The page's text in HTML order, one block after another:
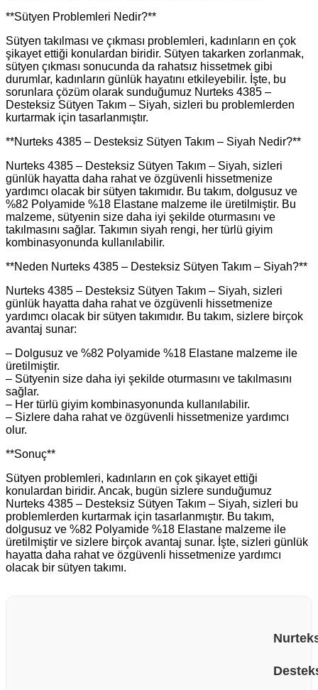
**Sütyen Problemleri Nedir?**
Sütyen takılması ve çıkması problemleri, kadınların en çok
şikayet ettiği konulardan biridir. Sütyen takarken zorlanmak,
sütyen çıkması sonucunda da rahatsız hissetmek gibi
durumlar, kadınların günlük hayatını etkileyebilir. İşte, bu
sorunlara çözüm olarak sunduğumuz Nurteks 4385 –
Desteksiz Sütyen Takım – Siyah, sizleri bu problemlerden
kurtarmak için tasarlanmıştır.
**Nurteks 4385 – Desteksiz Sütyen Takım – Siyah Nedir?**
Nurteks 4385 – Desteksiz Sütyen Takım – Siyah, sizleri
günlük hayatta daha rahat ve özgüvenli hissetmenize
yardımcı olacak bir sütyen takımıdır. Bu takım, dolgusuz ve
%82 Polyamide %18 Elastane malzeme ile üretilmiştir. Bu
malzeme, sütyenin size daha iyi şekilde oturmasını ve
takılmasını sağlar. Takımın siyah rengi, her türlü giyim
kombinasyonunda kullanılabilir.
**Neden Nurteks 4385 – Desteksiz Sütyen Takım – Siyah?**
Nurteks 4385 – Desteksiz Sütyen Takım – Siyah, sizleri
günlük hayatta daha rahat ve özgüvenli hissetmenize
yardımcı olacak bir sütyen takımıdır. Bu takım, sizlere birçok
avantaj sunar:
– Dolgusuz ve %82 Polyamide %18 Elastane malzeme ile
üretilmiştir.
– Sütyenin size daha iyi şekilde oturmasını ve takılmasını
sağlar.
– Her türlü giyim kombinasyonunda kullanılabilir.
– Sizlere daha rahat ve özgüvenli hissetmenize yardımcı
olur.
**Sonuç**
Sütyen problemleri, kadınların en çok şikayet ettiği
konulardan biridir. Ancak, bugün sizlere sunduğumuz
Nurteks 4385 – Desteksiz Sütyen Takım – Siyah, sizleri bu
problemlerden kurtarmak için tasarlanmıştır. Bu takım,
dolgusuz ve %82 Polyamide %18 Elastane malzeme ile
üretilmiştir ve sizlere birçok avantaj sunar. İşte, sizleri günlük
hayatta daha rahat ve özgüvenli hissetmenize yardımcı
olacak bir sütyen takımı.